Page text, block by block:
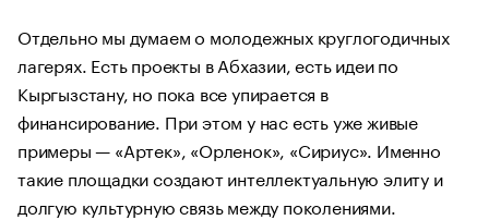
Отдельно мы думаем о молодежных круглогодичных
лагерях. Есть проекты в Абхазии, есть идеи по
Кыргызстану, но пока все упирается в
финансирование. При этом у нас есть уже живые
примеры — «Артек», «Орленок», «Сириус». Именно
такие площадки создают интеллектуальную элиту и
долгую культурную связь между поколениями.